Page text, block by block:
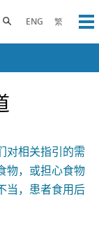
ENG 繁
Toggle search panel
对相关指引的需
物，或担心食物
当，患者食用后